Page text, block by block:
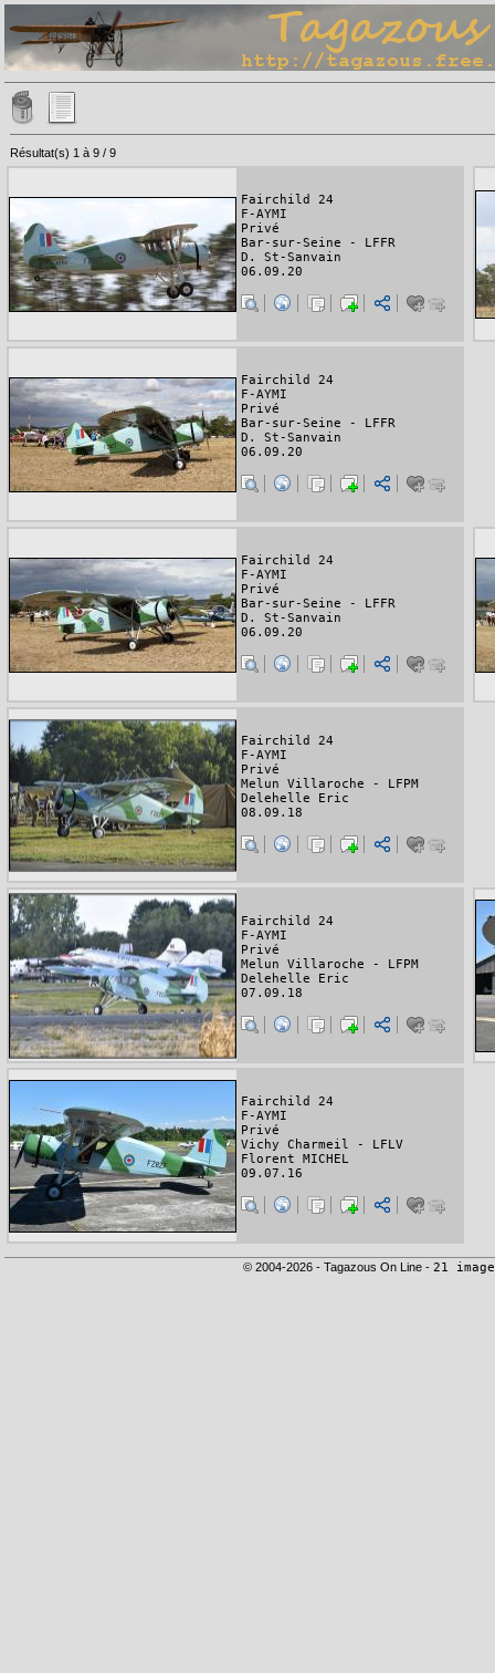
Résultat(s) 1 à 9 / 9
Fairchild 24
F-AYMI
Privé
Bar-sur-Seine - LFFR
D. St-Sanvain
06.09.20
Fairchild 24
F-AYMI
Privé
Bar-sur-Seine - LFFR
D. St-Sanvain
06.09.20
Fairchild 24
F-AYMI
Privé
Bar-sur-Seine - LFFR
D. St-Sanvain
06.09.20
Fairchild 24
F-AYMI
Privé
Melun Villaroche - LFPM
Delehelle Eric
08.09.18
Fairchild 24
F-AYMI
Privé
Melun Villaroche - LFPM
Delehelle Eric
07.09.18
Fairchild 24
F-AYMI
Privé
Vichy Charmeil - LFLV
Florent MICHEL
09.07.16
© 2004-2026 - Tagazous On Line - 21